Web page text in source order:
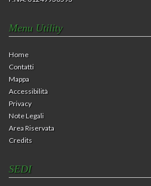
Menu Utility
Home
Contatti
Mappa
Accessibilità
Privacy
Note Legali
Area Riservata
Credits
SEDI